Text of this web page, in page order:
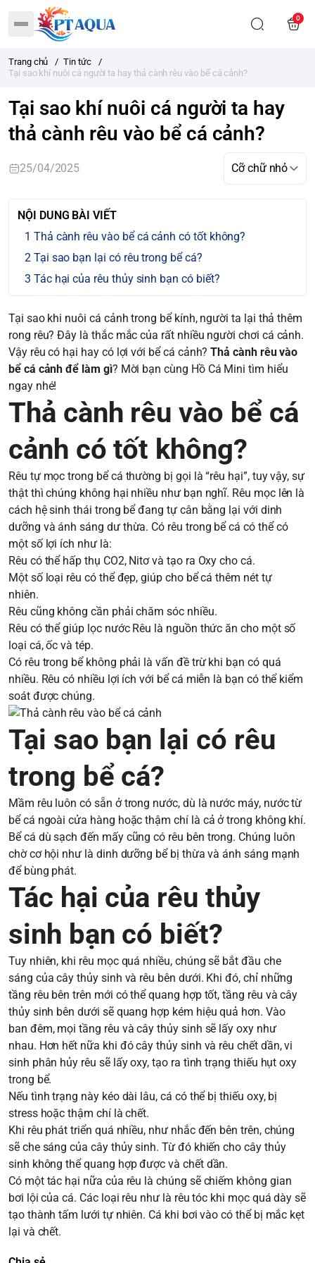
0
Trang chủ / Tin tức
/
Tại sao khí nuôi cá người ta hay thả cành rêu vào bể cá cảnh?
Tại sao khí nuôi cá người ta hay
thả cành rêu vào bể cá cảnh?
25/04/2025
NỘI DUNG BÀI VIẾT
Thả cành rêu vào bể cá cảnh có tốt không?
Tại sao bạn lại có rêu trong bể cá?
Tác hại của rêu thủy sinh bạn có biết?
Tại sao khi nuôi cá cảnh trong bể kính, người ta lại thả thêm
rong rêu? Đây là thắc mắc của rất nhiều người chơi cá cảnh.
Vậy rêu có hại hay có lợi với bể cá cảnh?Thả cành rêu vào
bể cá cảnh để làm gì? Mời bạn cùng Hồ Cá Mini tìm hiểu
ngay nhé!
Thả cành rêu vào bể cá
cảnh có tốt không?
Rêu tự mọc trong bể cá thường bị gọi là “rêu hại”, tuy vậy, sự
thật thì chúng không hại nhiều như bạn nghĩ. Rêu mọc lên là
cách hệ sinh thái trong bể đang tự cân bằng lại với dinh
dưỡng và ánh sáng dư thừa. Có rêu trong bể cá có thể có
một số lợi ích như là:
Rêu có thể hấp thụ CO2, Nitơ và tạo ra Oxy cho cá.
Một số loại rêu có thể đẹp, giúp cho bể cá thêm nét tự
nhiên.
Rêu cũng không cần phải chăm sóc nhiều.
Rêu có thể giúp lọc nước Rêu là nguồn thức ăn cho một số
loại cá, ốc và tép.
Có rêu trong bể không phải là vấn đề trừ khi bạn có quá
nhiều. Rêu có nhiều lợi ích với bể cá miễn là bạn có thể kiểm
soát được chúng.
Tại sao bạn lại có rêu
trong bể cá?
Mầm rêu luôn có sẵn ở trong nước, dù là nước máy, nước từ
bể cá ngoài cửa hàng hoặc thậm chí là cả ở trong không khí.
Bể cá dù sạch đến mấy cũng có rêu bên trong. Chúng luôn
chờ cơ hội như là dinh dưỡng bể bị thừa và ánh sáng mạnh
để bùng phát.
Tác hại của rêu thủy
sinh bạn có biết?
Tuy nhiên, khi rêu mọc quá nhiều, chúng sẽ bắt đầu che
sáng của cây thủy sinh và rêu bên dưới. Khi đó, chỉ những
tầng rêu bên trên mới có thể quang hợp tốt, tầng rêu và cây
thủy sinh bên dưới sẽ quang hợp kém hiệu quả hơn. Vào
ban đêm, mọi tầng rêu và cây thủy sinh sẽ lấy oxy như
nhau. Hơn hết nữa khi đó cây thủy sinh và rêu chết dần, vi
sinh phân hủy rêu sẽ lấy oxy, tạo ra tình trạng thiếu hụt oxy
trong bể.
Nếu tình trạng này kéo dài lâu, cá có thể bị thiếu oxy, bị
stress hoặc thậm chí là chết.
Khi rêu phát triển quá nhiều, như nhắc đến bên trên, chúng
sẽ che sáng của cây thủy sinh. Từ đó khiến cho cây thủy
sinh không thể quang hợp được và chết dần.
Có một tác hại nữa của rêu là chúng sẽ chiếm không gian
bơi lội của cá. Các loại rêu như là rêu tóc khi mọc quá dày sẽ
tạo thành tấm lưới tự nhiên. Cá khi bơi vào có thể bị mắc kẹt
lại và chết.